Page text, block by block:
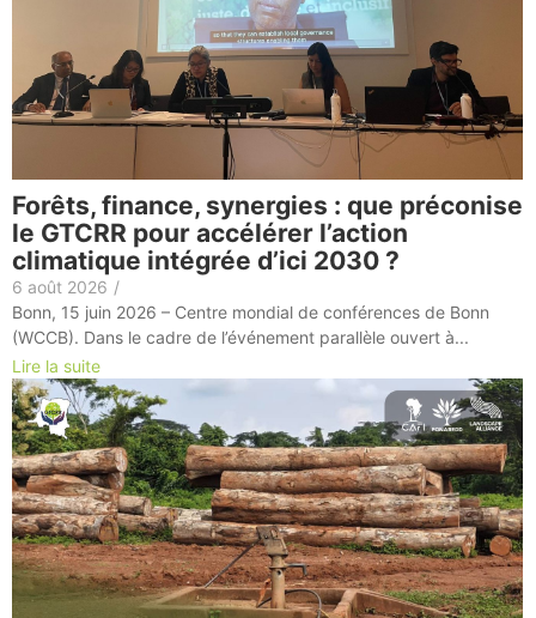
Forêts, finance, synergies : que préconise
le GTCRR pour accélérer l’action
climatique intégrée d’ici 2030 ?
6 août 2026 /
Bonn, 15 juin 2026 – Centre mondial de conférences de Bonn
(WCCB). Dans le cadre de l’événement parallèle ouvert à...
Lire la suite